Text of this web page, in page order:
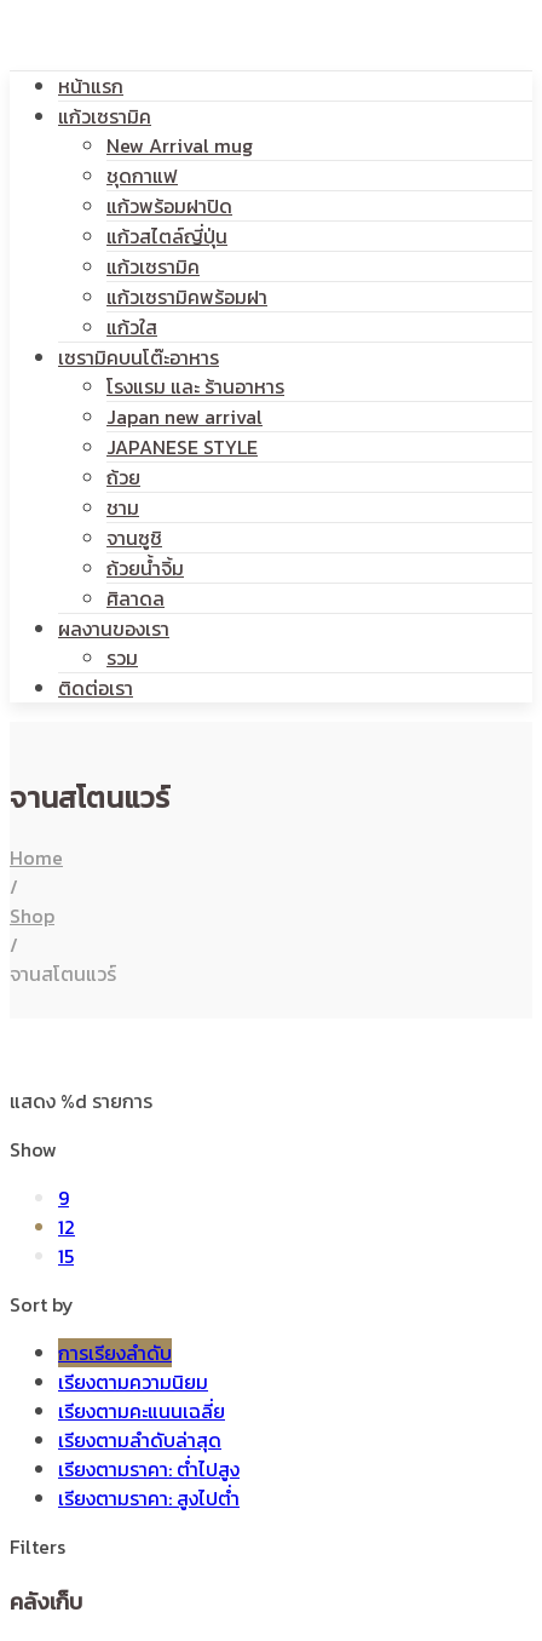
สกรีน
หน้าแรก
แก้วเซรามิค
New Arrival mug
ชุดกาแฟ
แก้วพร้อมฝาปิด
แก้วสไตล์ญี่ปุ่น
แก้วเซรามิค
แก้วเซรามิคพร้อมฝา
แก้วใส
เซรามิคบนโต๊ะอาหาร
โรงแรม และ ร้านอาหาร
Japan new arrival
JAPANESE STYLE
ถ้วย
ชาม
จานซูชิ
ถ้วยน้ำจิ้ม
ศิลาดล
ผลงานของเรา
รวม
ติดต่อเรา
จานสโตนแวร์
Home
/
Shop
/
จานสโตนแวร์
แสดง %d รายการ
Show
9
12
15
Sort by
การเรียงลำดับ
เรียงตามความนิยม
เรียงตามคะแนนเฉลี่ย
เรียงตามลำดับล่าสุด
เรียงตามราคา: ต่ำไปสูง
เรียงตามราคา: สูงไปต่ำ
Filters
คลังเก็บ